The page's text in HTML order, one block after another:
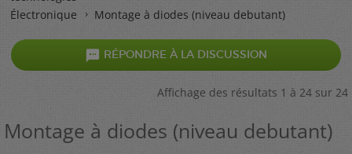
Électronique
Montage à diodes (niveau debutant)
 RÉPONDRE À LA DISCUSSION
Affichage des résultats 1 à 24 sur 24
Montage à diodes (niveau debutant)